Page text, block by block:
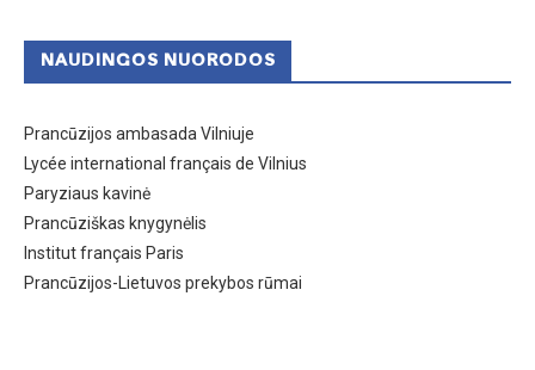
NAUDINGOS NUORODOS
Prancūzijos ambasada Vilniuje
Lycée international français de Vilnius
Paryziaus kavinė
Prancūziškas knygynėlis
Institut français Paris
Prancūzijos-Lietuvos prekybos rūmai